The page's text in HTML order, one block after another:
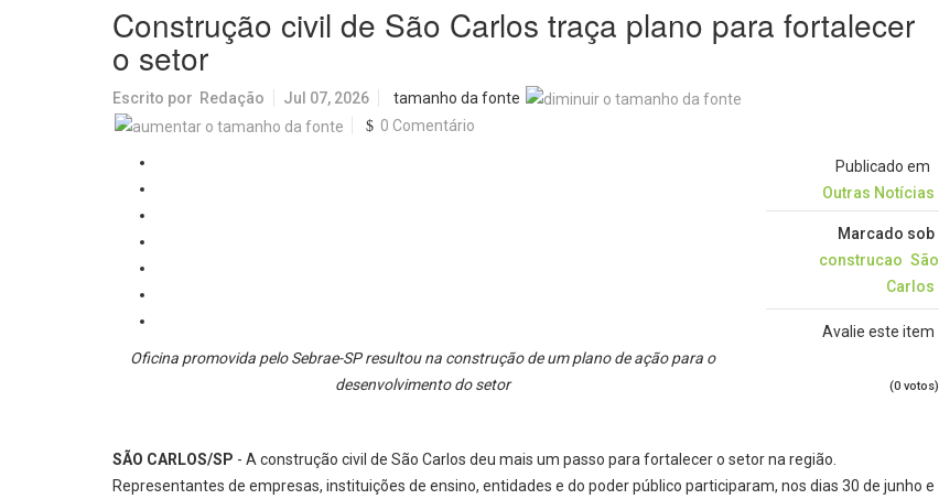
Construção civil de São Carlos traça plano para fortalecer
o setor
Escrito por Redação Jul 07, 2026
tamanho da fonte
0 Comentário
Publicado em
Outras Notícias
Marcado sob
construcao São
Carlos
Avalie este item
(0 votos)
Oficina promovida pelo Sebrae-SP resultou na construção de um plano de ação para o
desenvolvimento do setor
SÃO CARLOS/SP - A construção civil de São Carlos deu mais um passo para fortalecer o setor na região.
Representantes de empresas, instituições de ensino, entidades e do poder público participaram, nos dias 30 de junho e